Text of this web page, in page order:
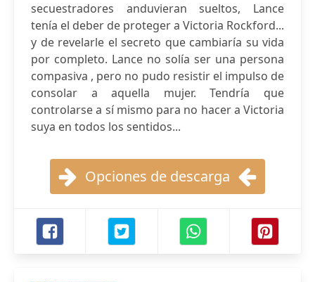
secuestradores anduvieran sueltos, Lance
tenía el deber de proteger a Victoria Rockford...
y de revelarle el secreto que cambiaría su vida
por completo. Lance no solía ser una persona
compasiva , pero no pudo resistir el impulso de
consolar a aquella mujer. Tendría que
controlarse a sí mismo para no hacer a Victoria
suya en todos los sentidos...
Opciones de descarga